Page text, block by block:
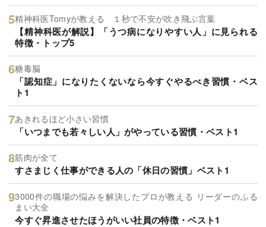
精神科医Tomyが教える １秒で不安が吹き飛ぶ言葉
【精神科医が解説】「うつ病になりやすい人」に見られる
特徴・トップ5
糖毒脳
「認知症」になりたくないなら今すぐやるべき習慣・ベス
ト1
あきれるほど小さい習慣
「いつまでも若々しい人」がやっている習慣・ベスト1
筋肉が全て
すさまじく仕事ができる人の「休日の習慣」ベスト1
3000件の職場の悩みを解決したプロが教える リーダーのふる
まい大全
今すぐ昇進させたほうがいい社員の特徴・ベスト1